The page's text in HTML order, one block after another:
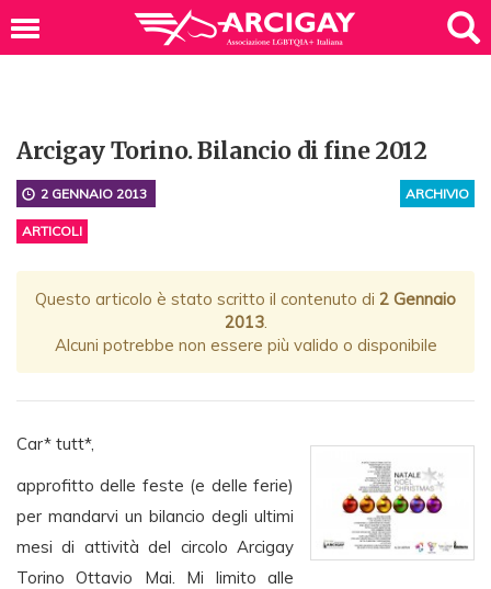
Arcigay Torino. Bilancio di fine 2012
ARCHIVIO
2 GENNAIO 2013
ARTICOLI
Questo articolo è stato scritto il contenuto di 2 Gennaio
2013.
Alcuni potrebbe non essere più valido o disponibile
Car* tutt*,
approfitto delle feste (e delle ferie)
per mandarvi un bilancio degli ultimi
mesi di attività del circolo Arcigay
Torino Ottavio Mai. Mi limito alle